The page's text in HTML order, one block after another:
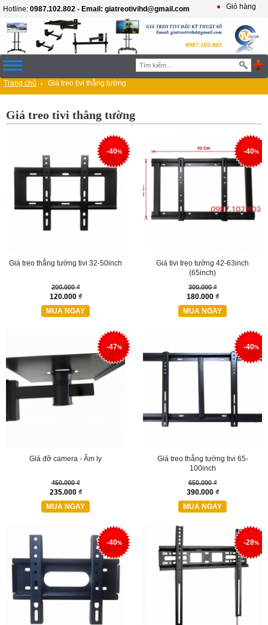
Hotline: 0987.102.802 - Email: giatreotivihd@gmail.com Giỏ hàng
Trang chủ Giá treo tivi thẳng tường
Giá treo tivi thẳng tường
-40%
Giá treo thẳng tường tivi 32-50inch
200.000 ₫
120.000 ₫
MUA NGAY
-40%
Giá tivi treo tường 42-63inch
(65inch)
300.000 ₫
180.000 ₫
MUA NGAY
-47%
Giá đỡ camera - Âm ly
450.000 ₫
235.000 ₫
MUA NGAY
-40%
Giá treo thẳng tường tivi 65-
100inch
650.000 ₫
390.000 ₫
MUA NGAY
-40% -28%